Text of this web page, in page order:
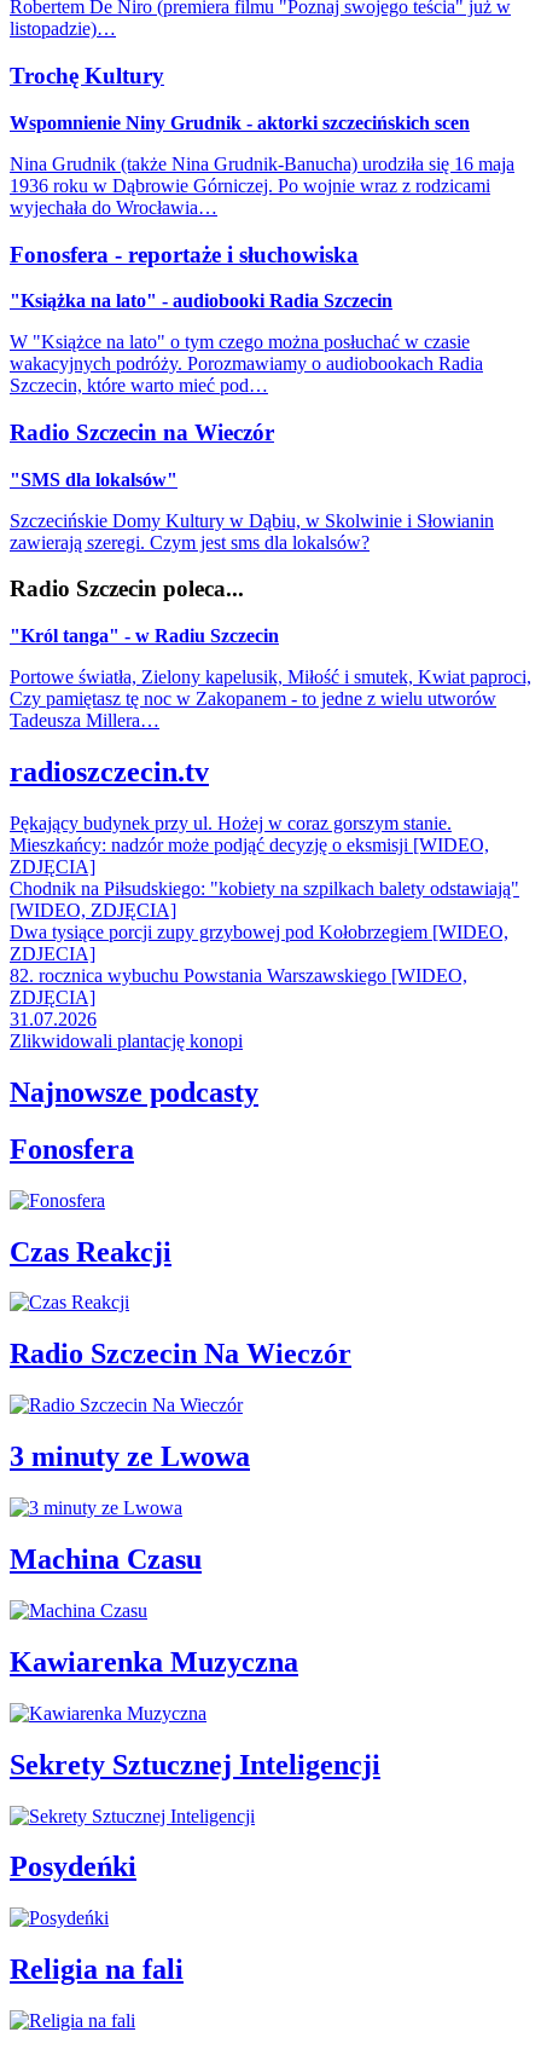
Robertem De Niro (premiera filmu "Poznaj swojego teścia" już w
listopadzie)…
Trochę Kultury
Wspomnienie Niny Grudnik - aktorki szczecińskich scen
Nina Grudnik (także Nina Grudnik-Banucha) urodziła się 16 maja
1936 roku w Dąbrowie Górniczej. Po wojnie wraz z rodzicami
wyjechała do Wrocławia…
Fonosfera - reportaże i słuchowiska
"Książka na lato" - audiobooki Radia Szczecin
W "Książce na lato" o tym czego można posłuchać w czasie
wakacyjnych podróży. Porozmawiamy o audiobookach Radia
Szczecin, które warto mieć pod…
Radio Szczecin na Wieczór
"SMS dla lokalsów"
Szczecińskie Domy Kultury w Dąbiu, w Skolwinie i Słowianin
zawierają szeregi. Czym jest sms dla lokalsów?
Radio Szczecin poleca...
"Król tanga" - w Radiu Szczecin
Portowe światła, Zielony kapelusik, Miłość i smutek, Kwiat paproci,
Czy pamiętasz tę noc w Zakopanem - to jedne z wielu utworów
Tadeusza Millera…
radioszczecin.tv
Pękający budynek przy ul. Hożej w coraz gorszym stanie.
Mieszkańcy: nadzór może podjąć decyzję o eksmisji [WIDEO,
ZDJĘCIA]
Chodnik na Piłsudskiego: "kobiety na szpilkach balety odstawiają"
[WIDEO, ZDJĘCIA]
Dwa tysiące porcji zupy grzybowej pod Kołobrzegiem [WIDEO,
ZDJECIA]
82. rocznica wybuchu Powstania Warszawskiego [WIDEO,
ZDJĘCIA]
31.07.2026
Zlikwidowali plantację konopi
Najnowsze podcasty
Fonosfera
Czas Reakcji
Radio Szczecin Na Wieczór
3 minuty ze Lwowa
Machina Czasu
Kawiarenka Muzyczna
Sekrety Sztucznej Inteligencji
Posydeńki
Religia na fali